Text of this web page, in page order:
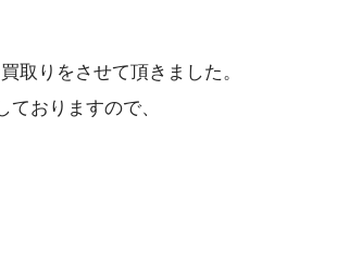
取りをさせて頂きました。
おりますので、